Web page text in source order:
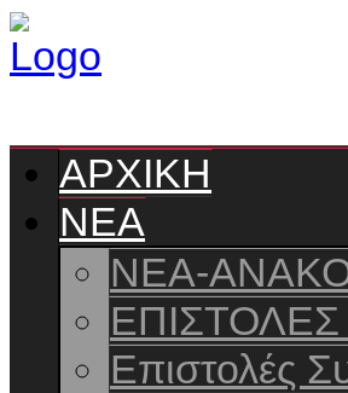
ΑΡΧΙΚΗ
ΝΕΑ
ΝΕΑ-
Επιστολές